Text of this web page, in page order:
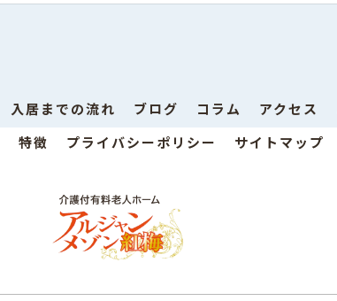
入居までの流れ ブログ コラム アクセス
特徴 プライバシーポリシー サイトマップ